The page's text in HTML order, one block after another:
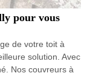
pour vous
de votre toit à
solution. Avec
Nos couvreurs à